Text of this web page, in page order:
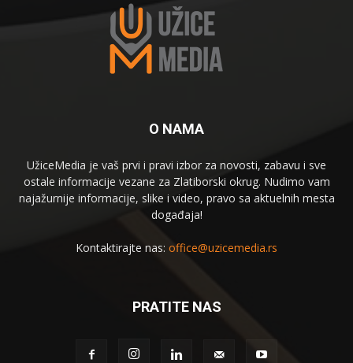
O NAMA
UžiceMedia je vaš prvi i pravi izbor za novosti, zabavu i sve
ostale informacije vezane za Zlatiborski okrug. Nudimo vam
najažurnije informacije, slike i video, pravo sa aktuelnih mesta
događaja!
Kontaktirajte nas: office@uzicemedia.rs
PRATITE NAS